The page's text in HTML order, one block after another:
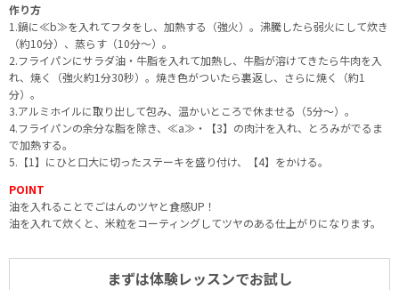
作り方
1.鍋に≪b≫を入れてフタをし、加熱する（強火）。沸騰したら弱火にして炊き
（約10分）、蒸らす（10分～）。
2.フライパンにサラダ油・牛脂を入れて加熱し、牛脂が溶けてきたら牛肉を入
れ、焼く（強火約1分30秒）。焼き色がついたら裏返し、さらに焼く（約1
分）。
3.アルミホイルに取り出して包み、温かいところで休ませる（5分～）。
4.フライパンの余分な脂を除き、≪a≫・【3】の肉汁を入れ、とろみがでるま
で加熱する。
5.【1】にひと口大に切ったステーキを盛り付け、【4】をかける。
POINT
油を入れることでごはんのツヤと食感UP！
油を入れて炊くと、米粒をコーティングしてツヤのある仕上がりになります。
まずは体験レッスンでお試し